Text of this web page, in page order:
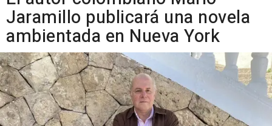
Jaramillo publicará una novela
ambientada en Nueva York